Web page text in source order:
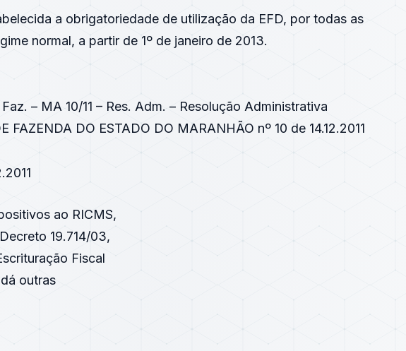
a obrigatoriedade de utilização da EFD, por todas as
normal, a partir de 1º de janeiro de 2013.
– MA 10/11 – Res. Adm. – Resolução Administrativa
FAZENDA DO ESTADO DO MARANHÃO nº 10 de 14.12.2011
ao RICMS,
Decreto 19.714/03,
Fiscal
outras